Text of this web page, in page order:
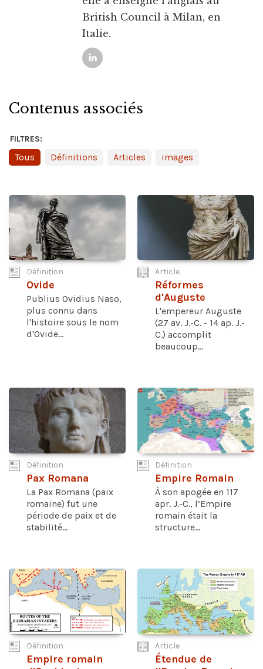
British Council à Milan, en
Italie.
Contenus associés
FILTRES:
Tous Définitions Articles images
Définition
Ovide
Publius Ovidius Naso,
plus connu dans
l'histoire sous le nom
d'Ovide...
Article
Réformes
d'Auguste
L'empereur Auguste
(27 av. J.-C. - 14 ap. J.-
C.) accomplit
beaucoup...
Définition
Pax Romana
La Pax Romana (paix
romaine) fut une
période de paix et de
stabilité...
Définition
Empire Romain
À son apogée en 117
apr. J.-C., l’Empire
romain était la
structure...
Définition
Empire romain
Article
Étendue de